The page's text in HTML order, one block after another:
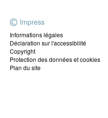
Impress
Informations légales
Déclaration sur l'accessibilité
Copyright
Protection des données et cookies
Plan du site